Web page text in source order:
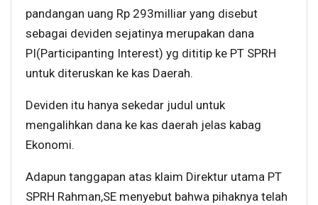
pandangan uang Rp 293milliar yang disebut
sebagai deviden sejatinya merupakan dana
PI(Participanting Interest) yg dititip ke PT SPRH
untuk diteruskan ke kas Daerah.
Deviden itu hanya sekedar judul untuk
mengalihkan dana ke kas daerah jelas kabag
Ekonomi.
Adapun tanggapan atas klaim Direktur utama PT
SPRH Rahman,SE menyebut bahwa pihaknya telah